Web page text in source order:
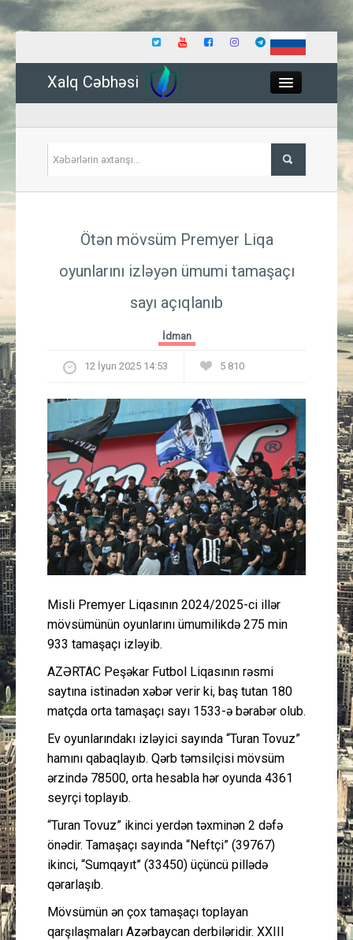
Xalq Cəbhəsi
İqtisadiyyat
Güney Azərbaycan
Mədəniyyət
Müsahibə
İdman
Layihə
Gündəm
Cəmiyyət
Əlaqə
Ötən mövsüm Premyer Liqa
oyunlarını izləyən ümumi tamaşaçı
sayı açıqlanıb
İdman
12 İyun 2025 14:53 5 810
Misli Premyer Liqasının 2024/2025-ci illər
mövsümünün oyunlarını ümumilikdə 275 min
933 tamaşaçı izləyib.
AZƏRTAC Peşəkar Futbol Liqasının rəsmi
saytına istinadən xəbər verir ki, baş tutan 180
matçda orta tamaşaçı sayı 1533-ə bərabər olub.
Ev oyunlarındakı izləyici sayında “Turan Tovuz”
hamını qabaqlayıb. Qərb təmsilçisi mövsüm
ərzində 78500, orta hesabla hər oyunda 4361
seyrçi toplayıb.
“Turan Tovuz” ikinci yerdən təxminən 2 dəfə
önədir. Tamaşaçı sayında “Neftçi” (39767)
ikinci, “Sumqayıt” (33450) üçüncü pillədə
qərarlaşıb.
Mövsümün ən çox tamaşaçı toplayan
qarşılaşmaları Azərbaycan derbiləridir. XXIII